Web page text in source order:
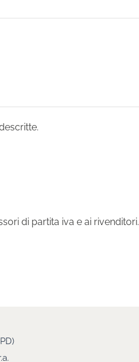
di partita iva e ai rivenditori.